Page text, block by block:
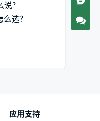
？
选？
应用支持